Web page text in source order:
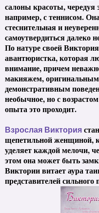
салоны красоты, чередуя
например, с теннисом.
стеснительная и
самоутвердиться далеко
По натуре своей
авантюристка, которая
внимание, причем
макияжем,
демонстративным
необычное, но с
опыта это проходит.
Взрослая Виктория
щепетильной женщиной,
уделяет каждой мелочи,
этом она может быть
Виктории витает аура
представителей сильного